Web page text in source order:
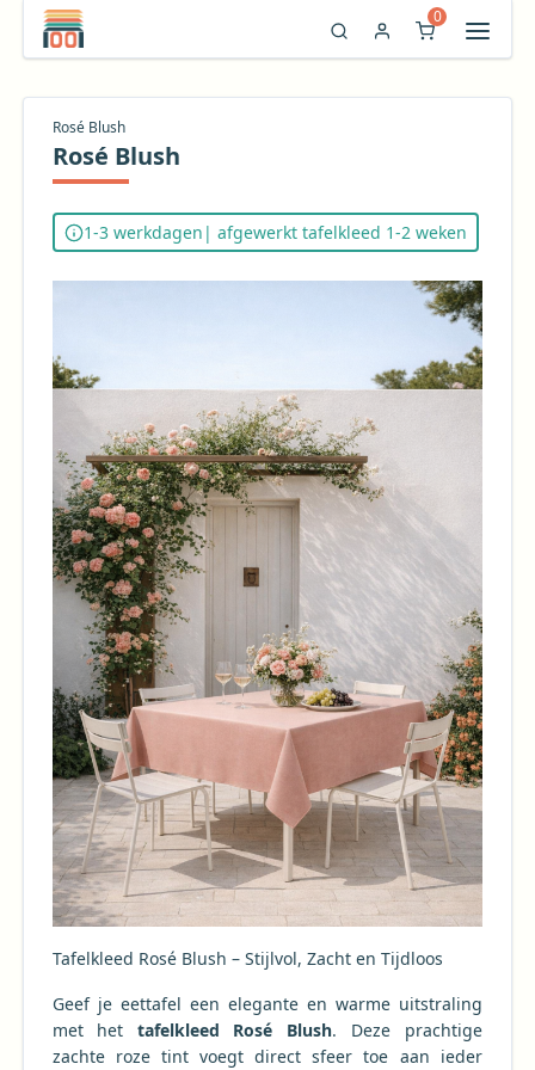
0
Rosé Blush
Rosé Blush
1-3 werkdagen | afgewerkt tafelkleed 1-2 weken
Tafelkleed Rosé Blush – Stijlvol, Zacht en Tijdloos
Geef je eettafel een elegante en warme uitstraling
met het tafelkleed Rosé Blush. Deze prachtige
zachte roze tint voegt direct sfeer toe aan ieder